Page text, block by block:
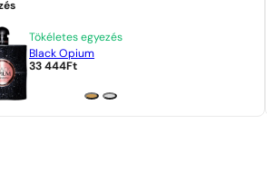
Tökéletes egyezés
Black Opium
33 444Ft